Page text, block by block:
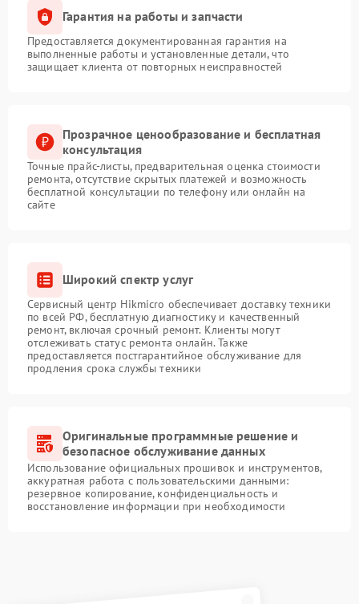
Гарантия на работы и запчасти
Предоставляется документированная гарантия на
выполненные работы и установленные детали, что
защищает клиента от повторных неисправностей
Прозрачное ценообразование и бесплатная
консультация
Точные прайс-листы, предварительная оценка стоимости
ремонта, отсутствие скрытых платежей и возможность
бесплатной консультации по телефону или онлайн на
сайте
Широкий спектр услуг
Сервисный центр Hikmicro обеспечивает доставку техники
по всей РФ, бесплатную диагностику и качественный
ремонт, включая срочный ремонт. Клиенты могут
отслеживать статус ремонта онлайн. Также
предоставляется постгарантийное обслуживание для
продления срока службы техники
Оригинальные программные решение и
безопасное обслуживание данных
Использование официальных прошивок и инструментов,
аккуратная работа с пользовательскими данными:
резервное копирование, конфиденциальность и
восстановление информации при необходимости